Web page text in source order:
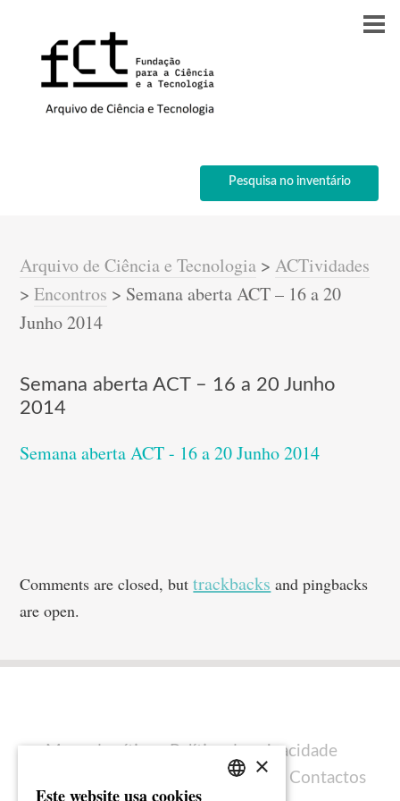
Pesquisa no inventário
Arquivo de Ciência e Tecnologia >ACTividades
>Encontros > Semana aberta ACT – 16 a 20
Junho 2014
Semana aberta ACT – 16 a 20 Junho
2014
Semana aberta ACT - 16 a 20 Junho 2014
Comments are closed, buttrackbacks and pingbacks
are open.
Mapa do sítio
Política de privacidade
Ficha técnica Contactos
×
Este website usa cookies